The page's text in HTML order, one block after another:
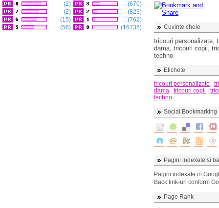
(2)
(2)
(15)
(56)
(670)
(829)
(762)
(16735)
Cuvinte cheie
tricouri personalizate,
dama, tricouri copii,
techno
Etichete
tricouri personalizate
dama
tricouri copii
techno
Social Bookmarking
Pagini indexate si
Pagini indexate in
Back link-uri conform
Page Rank